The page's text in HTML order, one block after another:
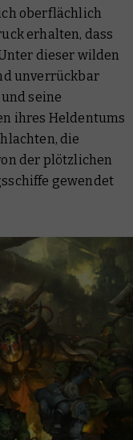
oberflächlich
erhalten, dass
dieser wilden
unverrückbar
seine
ihres Heldentums
die
der plötzlichen
gewendet